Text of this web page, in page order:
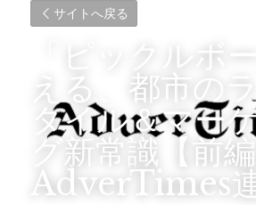
サイトへ戻る
ピックルボ
える、都市の
タイル＆マー
グ新常識【前編
AdverTimes